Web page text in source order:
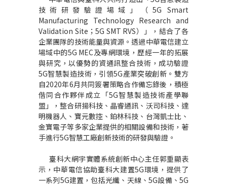
技術研發驗證場域」（5G Smart
Manufacturing Technology Research and
Validation Site；5G SMT RVS）」，結合了各
企業團隊的技術能量與資源。透過中華電信建立
場域中的5G MEC及專網環境，歷經一年的拓展
與研究，以優勢的資通訊整合技術，成功驗證
5G智慧製造技術， 引領5G產業突破創新 。 雙方
自2020年6月共同簽署策略合作備忘錄後，積極
偕同合作夥伴成立「5G智慧製造技術產學聯
盟」，整合研揚科技、晶睿通訊、沃司科技、達
明機器人、寶元數控、鉑林科技、台灣凱士比、
金寶電子等多家企業提供的相關設備和技術， 著
手進行5G智慧工廠創新技術的研發與驗證。
臺科大網宇實體系統創新中心主任郭重顯表
示，中華電信協助臺科大建置5G環境，提供了
一系列5G建置，包括光纖、天線、5G設備、5G